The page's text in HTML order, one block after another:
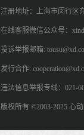
注册地址：上海市闵行区
在线客服微信公众号：
投诉举报邮箱:
发行合作:
违法信息举报专线：021-
版权所有 ©2003-2025 心动